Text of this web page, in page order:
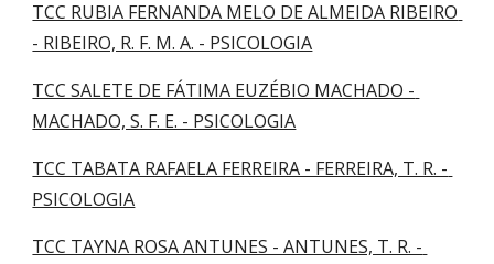
TCC RUBIA FERNANDA MELO DE ALMEIDA RIBEIRO
- RIBEIRO, R. F. M. A. - PSICOLOGIA
TCC SALETE DE FÁTIMA EUZÉBIO MACHADO -
MACHADO, S. F. E. - PSICOLOGIA
TCC TABATA RAFAELA FERREIRA - FERREIRA, T. R. -
PSICOLOGIA
TCC TAYNA ROSA ANTUNES - ANTUNES, T. R. -